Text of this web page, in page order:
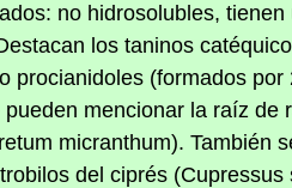
no hidrosolubles,
los taninos
procianidoles (formados
mencionar la raíz de
micranthum). También
del ciprés